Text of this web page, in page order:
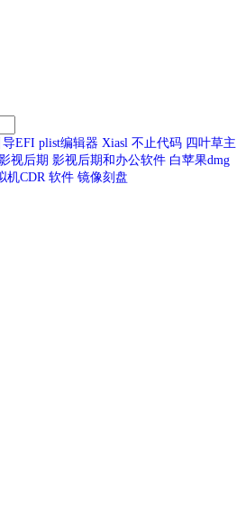
导EFI plist编辑器 Xiasl 不止代码 四叶草主
视后期 影视后期和办公软件 白苹果dmg
机CDR 软件 镜像刻盘